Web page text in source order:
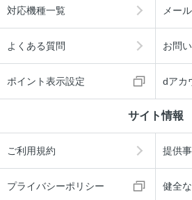
対応機種一覧 メー
よくある質問 お問
ポイント表示設定 dアカ
サイト情報
ご利用規約 提供
プライバシーポリシー 健全